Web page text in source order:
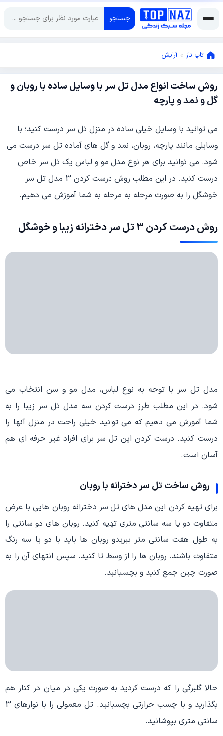
جستجو
تاپ ناز » آرایش
روش ساخت انواع مدل تل سر با وسایل ساده با روبان و
گل و نمد و پارچه
نوامبر
4,
4,
2018
می توانید با وسایل خیلی ساده در منزل تل سر درست کنید؛ با
وسایلی مانند پارچه، روبان، نمد و گل های آماده تل سر درست می
شود. می توانید برای هر نوع مدل مو و لباس یک تل سر خاص
درست کنید. در این مطلب روش درست کردن 3 مدل تل سر
خوشگل را به صورت مرحله به مرحله به شما آموزش می دهیم.
روش درست کردن 3 تل سر دخترانه زیبا و خوشگل
مدل تل سر با توجه به نوع لباس، مدل مو و سن انتخاب می
شود. در این مطلب طرز درست کردن سه مدل تل سر زیبا را به
شما آموزش می دهیم که می توانید خیلی راحت در منزل آنها را
درست کنید. درست کردن این تل سر برای افراد غیر حرفه ای هم
آسان است.
روش ساخت تل سر دخترانه با روبان
برای تهیه کردن این مدل های تل سر دخترانه روبان هایی با عرض
متفاوت دو یا سه سانتی متری تهیه کنید. روبان های دو سانتی را
به طول هفت سانتی متر ببریدو روبان ها باید با دو یا سه رنگ
متفاوت باشند. روبان ها را از وسط تا کنید. سپس انتهای آن را به
صورت چین جمع کنید و بچسبانید.
حالا گلبرگی را که درست کردید به صورت یکی در میان در کنار هم
بگذارید و با چسب حرارتی بچسبانید. تل معمولی را با نوارهای 3
سانتی متری بپوشانید.